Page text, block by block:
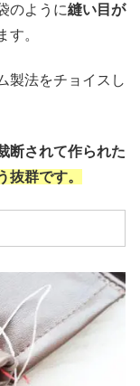
のように縫い目が
す。
製法をチョイスし
断されて作られた
抜群です。